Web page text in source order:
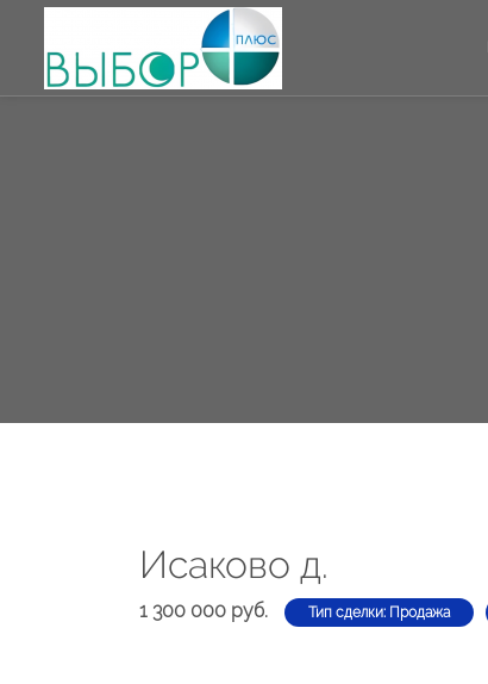
Исаково д.
1 300 000 руб. Тип сделки: Продажа